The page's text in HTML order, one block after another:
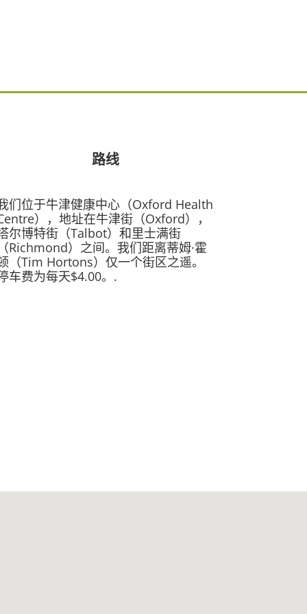
路线
们位于牛津健康中心（Oxford Health
），地址在牛津街（Oxford），
尔博特街（Talbot）和里士满街
（Richmond）之间。我们距离蒂姆·霍
（Tim Hortons）仅一个街区之遥。
车费为每天$4.00。.